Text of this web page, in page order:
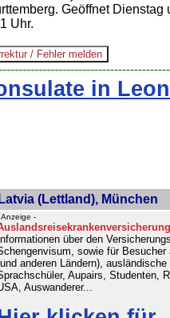
Geöffnet Dienstag
Uhr.
in
(Lettland), München
Anzeige -
Informationen über den
sowie für Besucher
anderen Ländern), ausländische
Aupairs, Studenten,
Auswanderer...